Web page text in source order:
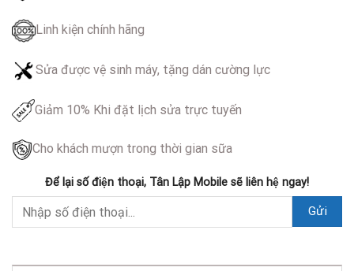
Linh kiện chính hãng
Sửa được vệ sinh máy, tặng dán cường lực
Giảm 10% Khi đặt lịch sửa trực tuyến
Cho khách mượn trong thời gian sữa
Để lại số điện thoại, Tân Lập Mobile sẽ liên hệ ngay!